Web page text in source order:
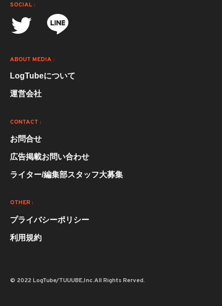
SOCIAL :
ABOUT MEDIA :
LogTubeについて
運営会社
CONTACT :
お問合せ
広告掲載お問い合わせ
ライター/編集部スタッフ大募集
OTHER :
プライバシーポリシー
利用規約
© 2022 LogTube/TUUUBE,Inc.All Rights Rerved.